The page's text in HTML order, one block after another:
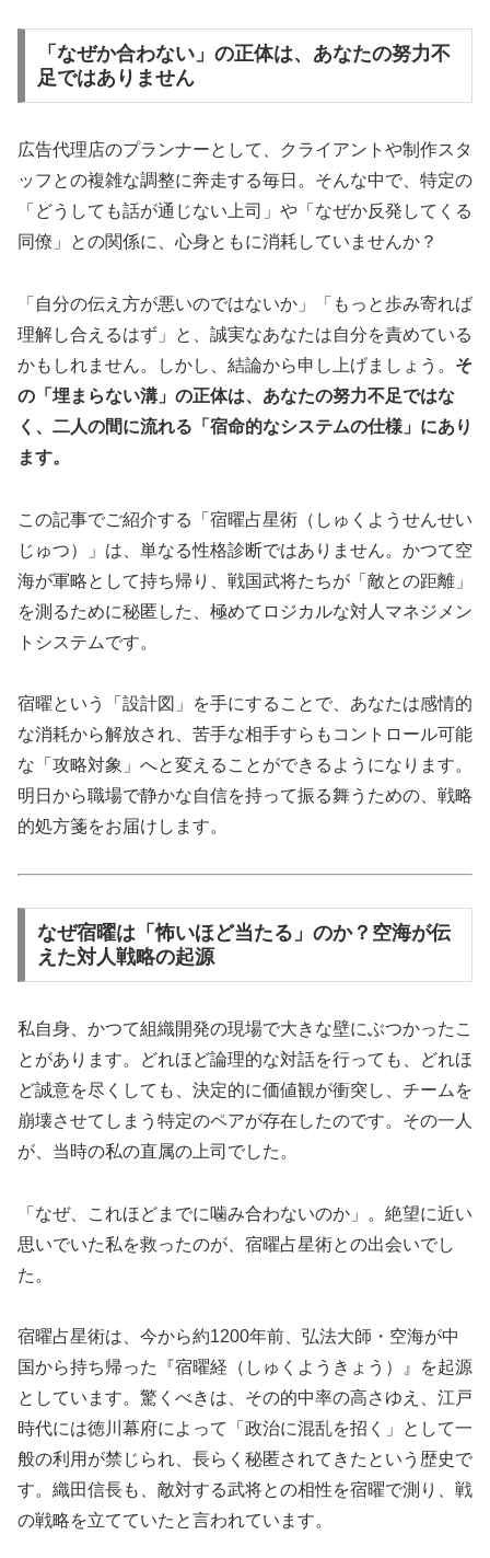
「なぜか合わない」の正体は、あなたの努力不
足ではありません
広告代理店のプランナーとして、クライアントや制作スタ
ッフとの複雑な調整に奔走する毎日。そんな中で、特定の
「どうしても話が通じない上司」や「なぜか反発してくる
同僚」との関係に、心身ともに消耗していませんか？
「自分の伝え方が悪いのではないか」「もっと歩み寄れば
理解し合えるはず」と、誠実なあなたは自分を責めている
かもしれません。しかし、結論から申し上げましょう。 そ
の「埋まらない溝」の正体は、あなたの努力不足ではな
く、二人の間に流れる「宿命的なシステムの仕様」にあり
ます。
この記事でご紹介する「宿曜占星術（しゅくようせんせい
じゅつ）」は、単なる性格診断ではありません。かつて空
海が軍略として持ち帰り、戦国武将たちが「敵との距離」
を測るために秘匿した、極めてロジカルな対人マネジメン
トシステムです。
宿曜という「設計図」を手にすることで、あなたは感情的
な消耗から解放され、苦手な相手すらもコントロール可能
な「攻略対象」へと変えることができるようになります。
明日から職場で静かな自信を持って振る舞うための、戦略
的処方箋をお届けします。
なぜ宿曜は「怖いほど当たる」のか？空海が伝
えた対人戦略の起源
私自身、かつて組織開発の現場で大きな壁にぶつかったこ
とがあります。どれほど論理的な対話を行っても、どれほ
ど誠意を尽くしても、決定的に価値観が衝突し、チームを
崩壊させてしまう特定のペアが存在したのです。その一人
が、当時の私の直属の上司でした。
「なぜ、これほどまでに噛み合わないのか」。絶望に近い
思いでいた私を救ったのが、宿曜占星術との出会いでし
た。
宿曜占星術は、今から約1200年前、弘法大師・空海が中
国から持ち帰った『宿曜経（しゅくようきょう）』を起源
としています。驚くべきは、その的中率の高さゆえ、江戸
時代には徳川幕府によって「政治に混乱を招く」として一
般の利用が禁じられ、長らく秘匿されてきたという歴史で
す。織田信長も、敵対する武将との相性を宿曜で測り、戦
の戦略を立てていたと言われています。